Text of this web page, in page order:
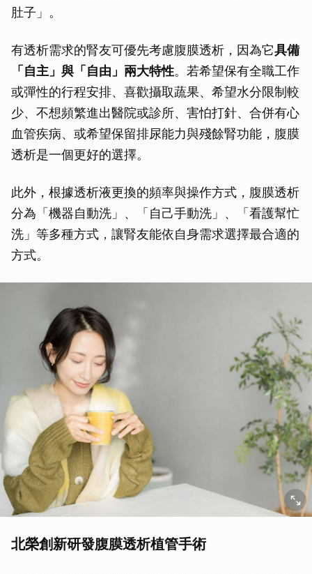
肚子」。
有透析需求的腎友可優先考慮腹膜透析，因為它具備
「自主」與「自由」兩大特性。若希望保有全職工作
或彈性的行程安排、喜歡攝取蔬果、希望水分限制較
少、不想頻繁進出醫院或診所、害怕打針、合併有心
血管疾病、或希望保留排尿能力與殘餘腎功能，腹膜
透析是一個更好的選擇。
此外，根據透析液更換的頻率與操作方式，腹膜透析
分為「機器自動洗」、「自己手動洗」、「看護幫忙
洗」等多種方式，讓腎友能依自身需求選擇最合適的
方式。
北榮創新研發腹膜透析植管手術